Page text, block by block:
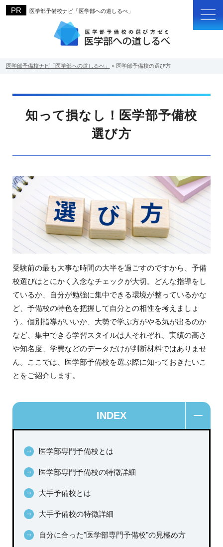
医学部予備校ナビ「医学部への道しるべ」
医学部予備校ナビ「医学部への道しるべ」 » 医学部予備校の選び方
知って損なし！医学部予備校
選び方
受験前の最も大事な時間の大半を過ごすのですから、予備
校選びはとにかく入念なチェックが大切。どんな指導をし
ているか、自分が勉強に集中できる環境が整っているかな
ど、予備校の特色を把握して自分との相性を考えましょ
う。個別指導がいいか、大勢で学ぶ方がやる気が出るのか
など、集中できる学習スタイルは人それぞれ。実績の高さ
や知名度、学費などのデータだけが判断材料ではありませ
ん。ここでは、医学部予備校を選ぶ際に知っておきたいこ
とをご紹介します。
INDEX
医学部専門予備校とは
医学部専門予備校の特徴詳細
大手予備校とは
大手予備校の特徴詳細
自分に合った"医学部専門予備校"の見極め方